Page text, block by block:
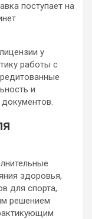
поступает на
у
работы с
и
здоровья,
для спорта,
решением